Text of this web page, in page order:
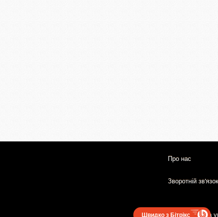
Про нас
Зворотній зв'язок
Користувацька
Швидко з Бітрікс